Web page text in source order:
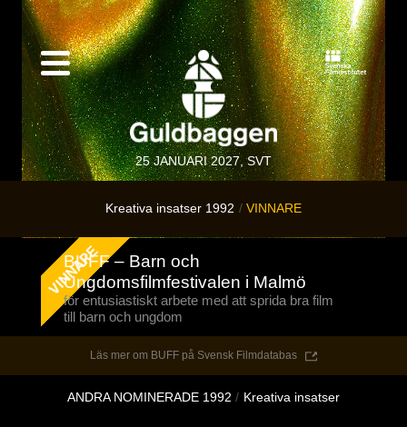
25 JANUARI 2027, SVT
Kreativa insatser 1992 VINNARE
BUFF – Barn och
Ungdomsfilmfestivalen i Malmö
för entusiastiskt arbete med att sprida bra film
till barn och ungdom
Läs mer om BUFF på Svensk Filmdatabas
ANDRA NOMINERADE 1992 Kreativa insatser